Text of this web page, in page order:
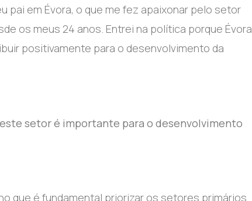
pai em Évora, o que me fez apaixonar pelo setor
os meus 24 anos. Entrei na política porque Évora
positivamente para o desenvolvimento da
setor é importante para o desenvolvimento
que é fundamental priorizar os setores primários